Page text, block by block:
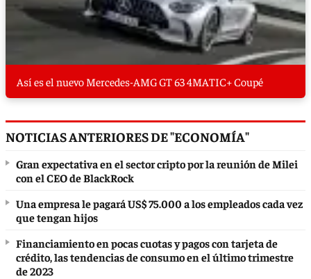
Así es el nuevo Mercedes-AMG GT 63 4MATIC+ Coupé
NOTICIAS ANTERIORES DE "ECONOMÍA"
Gran expectativa en el sector cripto por la reunión de Milei
con el CEO de BlackRock
Una empresa le pagará US$ 75.000 a los empleados cada vez
que tengan hijos
Financiamiento en pocas cuotas y pagos con tarjeta de
crédito, las tendencias de consumo en el último trimestre
de 2023